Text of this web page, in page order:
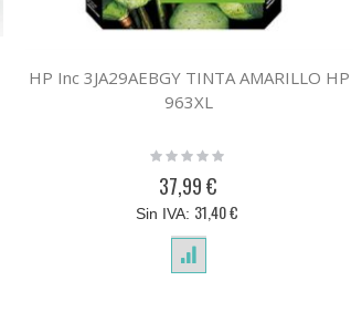
HP Inc 3JA29AEBGY TINTA AMARILLO HP
963XL
Rating:
37,99 €
31,40 €